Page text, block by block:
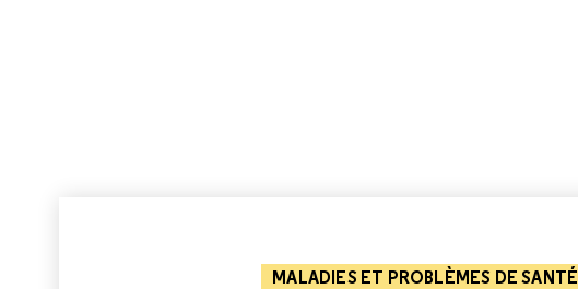
MALADIES ET PROBLÈMES DE SANTÉ